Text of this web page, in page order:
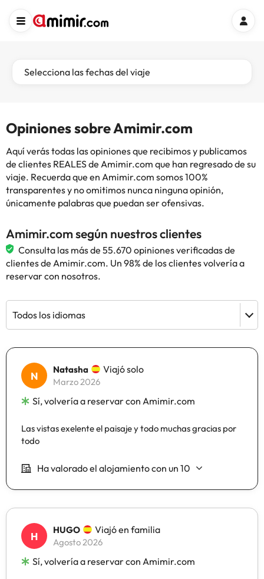
Selecciona las fechas del viaje
Opiniones sobre Amimir.com
Aquí verás todas las opiniones que recibimos y publicamos
de clientes REALES de Amimir.com que han regresado de su
viaje. Recuerda que en Amimir.com somos 100%
transparentes y no omitimos nunca ninguna opinión,
únicamente palabras que puedan ser ofensivas.
Amimir.com según nuestros clientes
Consulta las más de 55.670 opiniones verificadas de
clientes de Amimir.com. Un 98% de los clientes volvería a
reservar con nosotros.